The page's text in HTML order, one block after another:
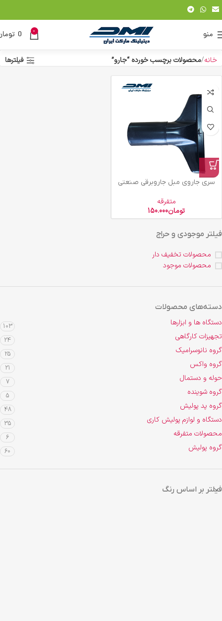
منو 0
0
فیلتر موجودی و حراج
محصولات تخفیف دار
محصولات موجود
دسته‌های محصولات
دستگاه ها و ابزارها 103
تجهیزات کارگاهی 24
گروه نانوسرامیک 25
گروه واکس 21
حوله و دستمال 7
گروه شوینده 5
گروه پد پولیش 48
دستگاه و لوازم پولیش کاری 35
محصولات متفرقه 6
گروه پولیش 60
فیلتر بر اساس رنگ
خانه محصولات برچسب خورده “جارو” فیلترها
سری جاروی مبل جاروبرقی صنعتی
متفرقه
تومان150.000